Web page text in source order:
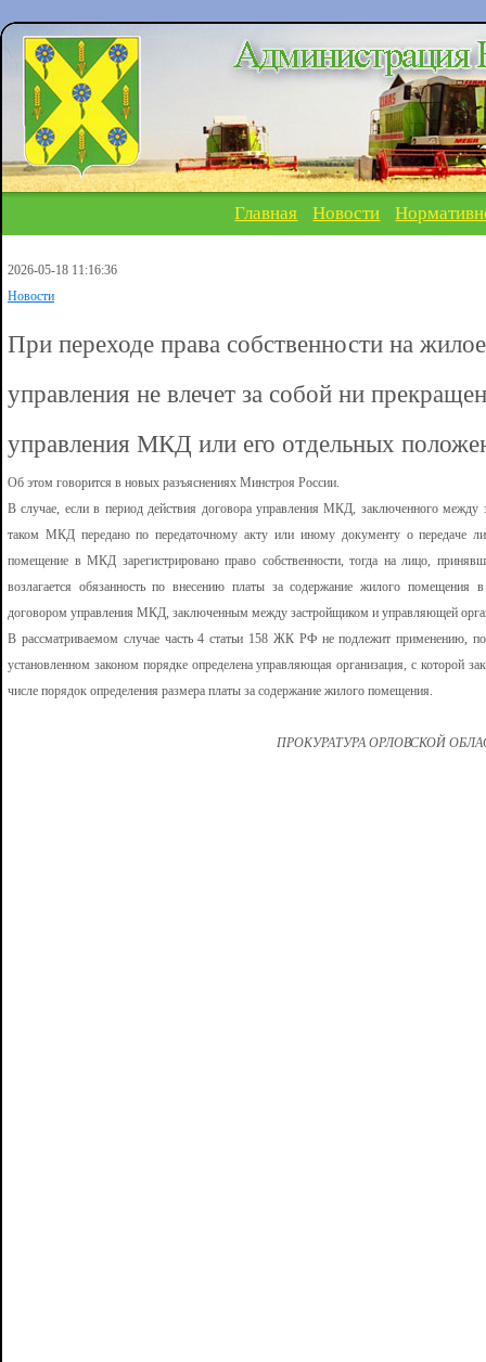
Главная Новости
2026-05-18 11:16:36
Новости
При переходе права собственности на
управления не влечет за собой ни
управления МКД или его отдельных
Об этом говорится в новых разъяснениях Минстроя России.
В случае, если в период действия договора управления МКД, заключенного
таком МКД передано по передаточному акту или иному документу о передаче
помещение в МКД зарегистрировано право собственности, тогда на лицо,
возлагается обязанность по внесению платы за содержание жилого помещения
договором управления МКД, заключенным между застройщиком и управляющей
В рассматриваемом случае часть 4 статьи 158 ЖК РФ не подлежит применению,
установленном законом порядке определена управляющая организация, с которой
числе порядок определения размера платы за содержание жилого помещения.
ПРОКУРАТУРА ОРЛОВСКОЙ